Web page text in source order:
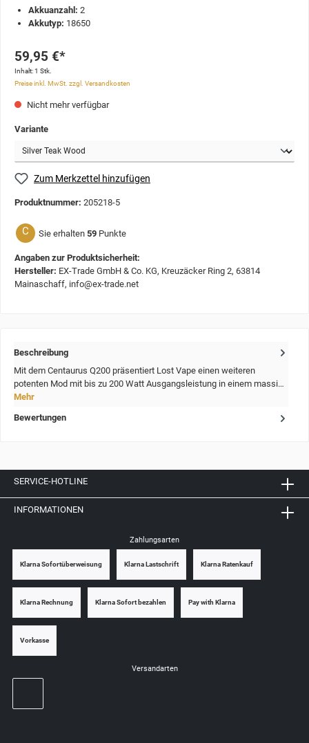
Akkuanzahl: 2
Akkutyp: 18650
59,95 €*
Inhalt:1 Stk.
Preise inkl. MwSt. zzgl. Versandkosten
Nicht mehr verfügbar
Variante
Zum Merkzettel hinzufügen
Produktnummer: 205218-5
C Sie erhalten 59 Punkte
Angaben zur Produktsicherheit:
Hersteller: EX-Trade GmbH & Co. KG, Kreuzäcker Ring 2, 63814
Mainaschaff, info@ex-trade.net
Beschreibung
Mit dem Centaurus Q200 präsentiert Lost Vape einen weiteren
potenten Mod mit bis zu 200 Watt Ausgangsleistung in einem massi…
Mehr
Bewertungen
SERVICE-HOTLINE
INFORMATIONEN
Zahlungsarten
Klarna Sofortüberweisung Klarna Lastschrift Klarna Ratenkauf
Klarna Rechnung Klarna Sofort bezahlen Pay with Klarna
Vorkasse
Versandarten